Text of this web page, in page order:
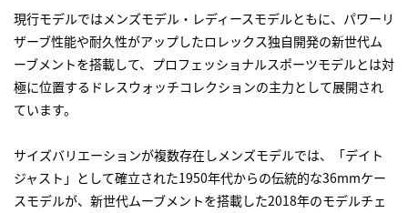
現行モデルではメンズモデル・レディースモデルともに、パワーリ
ザーブ性能や耐久性がアップしたロレックス独自開発の新世代ム
ーブメントを搭載して、プロフェッショナルスポーツモデルとは対
極に位置するドレスウォッチコレクションの主力として展開され
ています。
サイズバリエーションが複数存在しメンズモデルでは、「デイト
ジャスト」として確立された1950年代からの伝統的な36mmケー
スモデルが、新世代ムーブメントを搭載した2018年のモデルチェ